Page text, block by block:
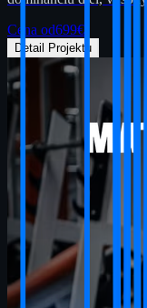
Cena od699€
Detail Projektu